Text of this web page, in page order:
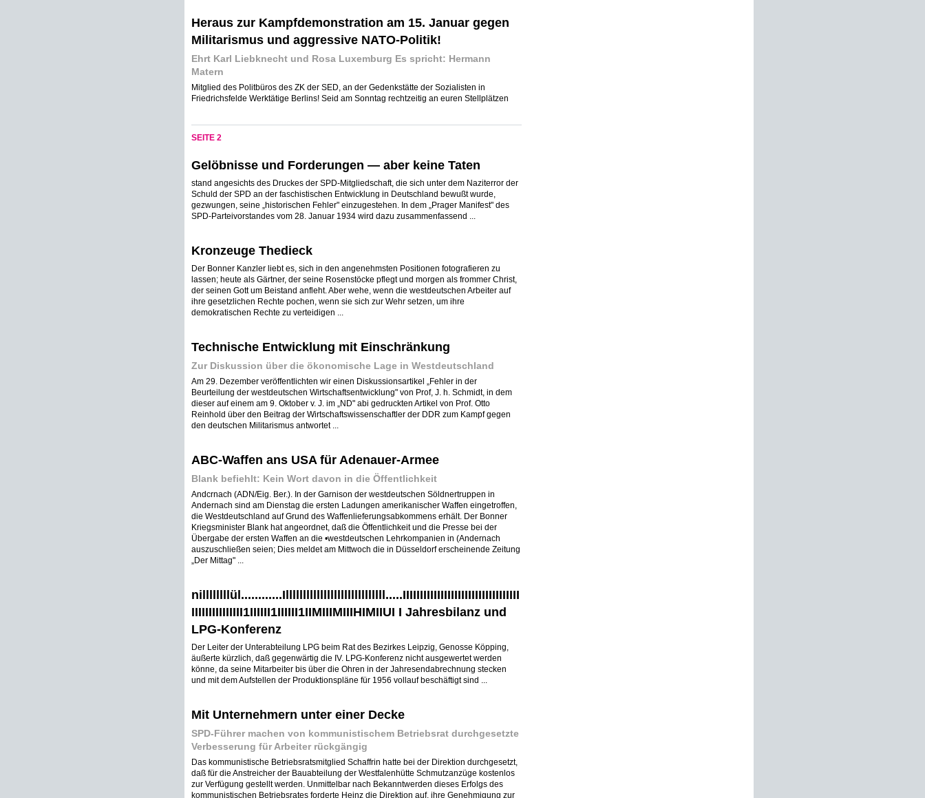
Heraus zur Kampfdemonstration am 15. Januar gegen
Militarismus und aggressive NATO-Politik!
Ehrt Karl Liebknecht und Rosa Luxemburg Es spricht: Hermann
Matern
Mitglied des Politbüros des ZK der SED, an der Gedenkstätte der Sozialisten in
Friedrichsfelde Werktätige Berlins! Seid am Sonntag rechtzeitig an euren Stellplätzen
SEITE 2
Gelöbnisse und Forderungen — aber keine Taten
stand angesichts des Druckes der SPD-Mitgliedschaft, die sich unter dem Naziterror der
Schuld der SPD an der faschistischen Entwicklung in Deutschland bewußt wurde,
gezwungen, seine „historischen Fehler" einzugestehen. In dem „Prager Manifest" des
SPD-Parteivorstandes vom 28. Januar 1934 wird dazu zusammenfassend ...
Kronzeuge Thedieck
Der Bonner Kanzler liebt es, sich in den angenehmsten Positionen fotografieren zu
lassen; heute als Gärtner, der seine Rosenstöcke pflegt und morgen als frommer Christ,
der seinen Gott um Beistand anfleht. Aber wehe, wenn die westdeutschen Arbeiter auf
ihre gesetzlichen Rechte pochen, wenn sie sich zur Wehr setzen, um ihre
demokratischen Rechte zu verteidigen ...
Technische Entwicklung mit Einschränkung
Zur Diskussion über die ökonomische Lage in Westdeutschland
Am 29. Dezember veröffentlichten wir einen Diskussionsartikel „Fehler in der
Beurteilung der westdeutschen Wirtschaftsentwicklung" von Prof, J. h. Schmidt, in dem
dieser auf einem am 9. Oktober v. J. im „ND" abi gedruckten Artikel von Prof. Otto
Reinhold über den Beitrag der Wirtschaftswissenschaftler der DDR zum Kampf gegen
den deutschen Militarismus antwortet ...
ABC-Waffen ans USA für Adenauer-Armee
Blank befiehlt: Kein Wort davon in die Öffentlichkeit
Andcrnach (ADN/Eig. Ber.). In der Garnison der westdeutschen Söldnertruppen in
Andernach sind am Dienstag die ersten Ladungen amerikanischer Waffen eingetroffen,
die Westdeutschland auf Grund des Waffenlieferungsabkommens erhält. Der Bonner
Kriegsminister Blank hat angeordnet, daß die Öffentlichkeit und die Presse bei der
Übergabe der ersten Waffen an die •westdeutschen Lehrkompanien in (Andernach
auszuschließen seien; Dies meldet am Mittwoch die in Düsseldorf erscheinende Zeitung
„Der Mittag" ...
nillllllllül............Illlllllllllllllllllllllllllll.....IIIIIIIIIIIIIIIIIIIIIIIIIIIIIIIIII
IIIIIIIIIIIIIII1IIIIII1IIIIII1IIMIIIMIIIHIMIIUI I Jahresbilanz und
LPG-Konferenz
Der Leiter der Unterabteilung LPG beim Rat des Bezirkes Leipzig, Genosse Köpping,
äußerte kürzlich, daß gegenwärtig die IV. LPG-Konferenz nicht ausgewertet werden
könne, da seine Mitarbeiter bis über die Ohren in der Jahresendabrechnung stecken
und mit dem Aufstellen der Produktionspläne für 1956 vollauf beschäftigt sind ...
Mit Unternehmern unter einer Decke
SPD-Führer machen von kommunistischem Betriebsrat durchgesetzte
Verbesserung für Arbeiter rückgängig
Das kommunistische Betriebsratsmitglied Schaffrin hatte bei der Direktion durchgesetzt,
daß für die Anstreicher der Bauabteilung der Westfalenhütte Schmutzanzüge kostenlos
zur Verfügung gestellt werden. Unmittelbar nach Bekanntwerden dieses Erfolgs des
kommunistischen Betriebsrates forderte Heinz die Direktion auf, ihre Genehmigung zur